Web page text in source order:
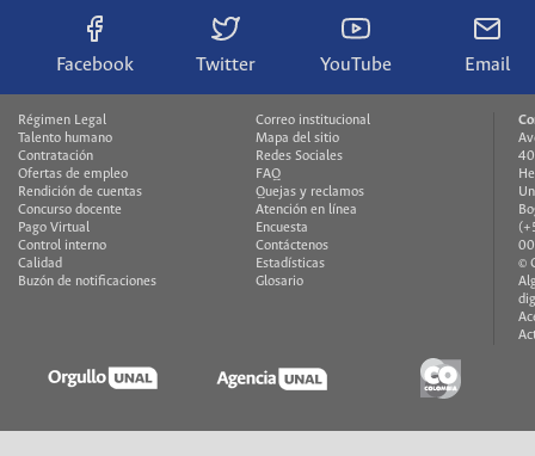
Facebook Twitter YouTube Email
Régimen Legal
Talento humano
Contratación
Ofertas de empleo
Rendición de cuentas
Concurso docente
Pago Virtual
Control interno
Calidad
Buzón de notificaciones
Correo institucional
Mapa del sitio
Redes Sociales
FAQ
Quejas y reclamos
Atención en línea
Encuesta
Contáctenos
Estadísticas
Glosario
©